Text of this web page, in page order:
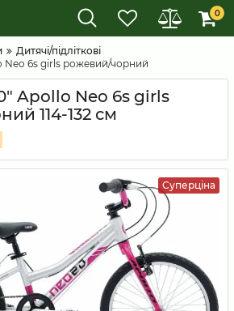
0
Дитячі/підліткові
Neo 6s girls рожевий/чорний
Apollo Neo 6s girls
114-132 см
Суперціна